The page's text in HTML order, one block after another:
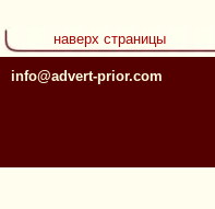
наверх страницы
info@advert-prior.com